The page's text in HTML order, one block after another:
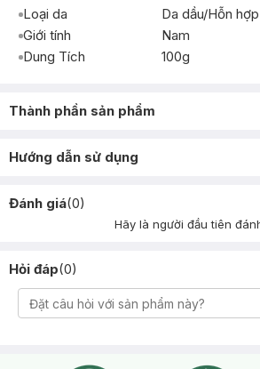
Loại da
Da dầu/Hỗn
Giới tính
Nam
Dung Tích
100g
Thành phần sản phẩm
Hướng dẫn sử dụng
Đánh giá(0)
Hãy là người đầu tiên
Hỏi đáp(0)